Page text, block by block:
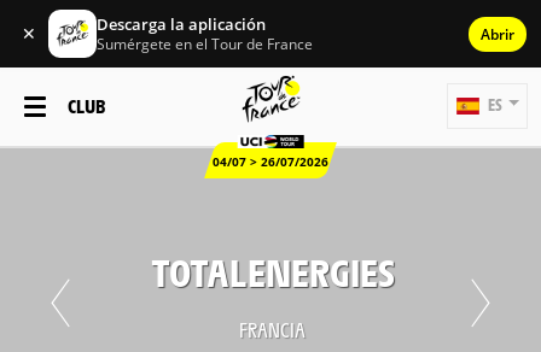
✕ Descarga la aplicación
Sumérgete en el Tour de France Abrir
CLUB
04/07 > 26/07/2026
ES
TOTALENERGIES
FRANCIA